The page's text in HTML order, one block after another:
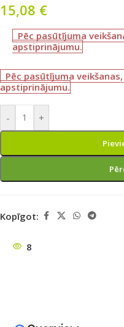
15,08 €
Pēc pasūtījuma
apstiprinājumu.
Pēc pasūtījuma
apstiprinājumu.
- +
Kopīgot:
8